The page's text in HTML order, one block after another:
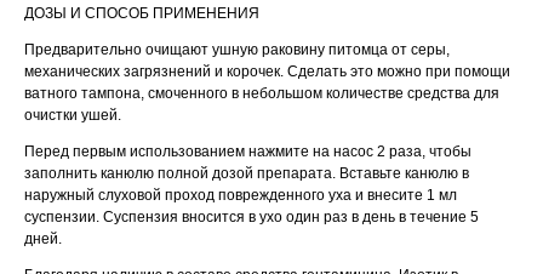
ДОЗЫ И СПОСОБ ПРИМЕНЕНИЯ
Предварительно очищают ушную раковину питомца от серы,
механических загрязнений и корочек. Сделать это можно при помощи
ватного тампона, смоченного в небольшом количестве средства для
очистки ушей.
Перед первым использованием нажмите на насос 2 раза, чтобы
заполнить канюлю полной дозой препарата. Вставьте канюлю в
наружный слуховой проход поврежденного уха и внесите 1 мл
суспензии. Суспензия вносится в ухо один раз в день в течение 5
дней.
© 2015—2026 ООО «Сытая Морда»
Хотите у нас работать?
Заполнить анкету
Реквизиты